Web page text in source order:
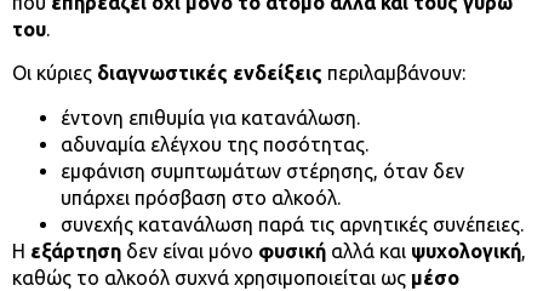
του.
Οι κύριες διαγνωστικές ενδείξεις περιλαμβάνουν:
έντονη επιθυμία για κατανάλωση.
αδυναμία ελέγχου της ποσότητας.
εμφάνιση συμπτωμάτων στέρησης, όταν δεν
υπάρχει πρόσβαση στο αλκοόλ.
συνεχής κατανάλωση παρά τις αρνητικές συνέπειες.
Η εξάρτηση δεν είναι μόνο φυσική αλλά και ψυχολογική,
καθώς το αλκοόλ συχνά χρησιμοποιείται ως μέσο